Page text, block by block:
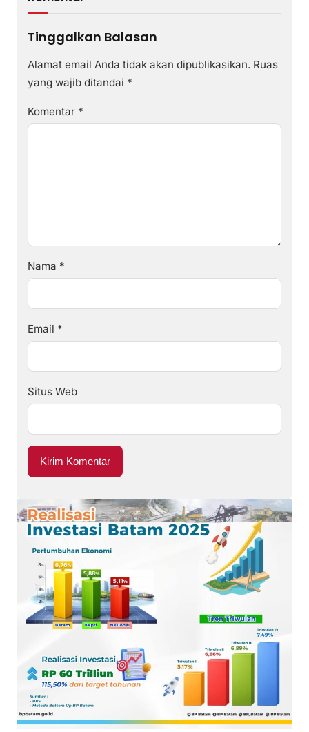
Tinggalkan Balasan
Alamat email Anda tidak akan dipublikasikan. Ruas
yang wajib ditandai *
Komentar *
Nama *
Email *
Situs Web